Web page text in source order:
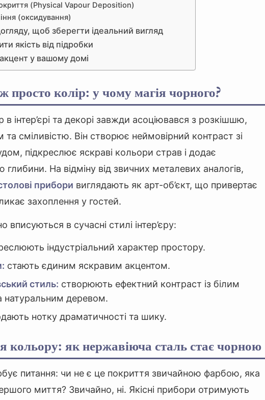
(Physical Vapour Deposition)
(оксидування)
щоб зберегти ідеальний вигляд
якість від підробки
у вашому домі
просто колір: у чому магія чорного?
в інтер’єрі та декорі завжди асоціювався з розкішшю,
та сміливістю. Він створює неймовірний контраст зі
підкреслює яскраві кольори страв і додає
глибини. На відміну від звичних металевих аналогів,
прибори виглядають як арт-об’єкт, що привертає
захоплення у гостей.
вписуються в сучасні стилі інтер’єру:
індустріальний характер простору.
стають єдиним яскравим акцентом.
стиль: створюють ефектний контраст із білим
натуральним деревом.
нотку драматичності та шику.
кольору: як нержавіюча сталь стає чорною
питання: чи не є це покриття звичайною фарбою, яка
миття? Звичайно, ні. Якісні прибори отримують